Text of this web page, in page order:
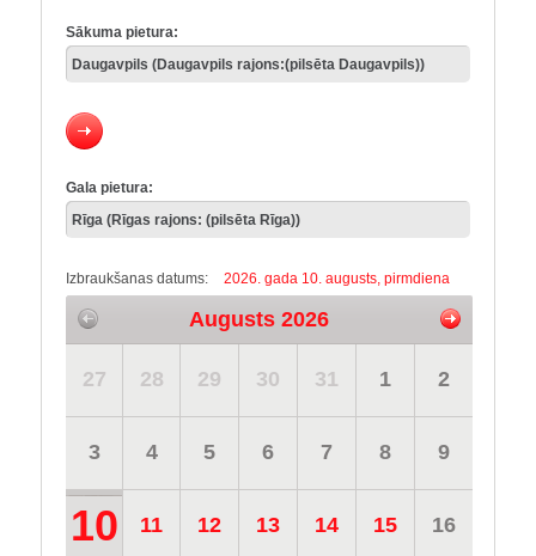
Sākuma pietura:
Gala pietura:
Izbraukšanas datums: 2026. gada 10. augusts, pirmdiena
Augusts 2026
27 28 29 30 31 1 2
3 4 5 6 7 8 9
10 11 12 13 14 15 16